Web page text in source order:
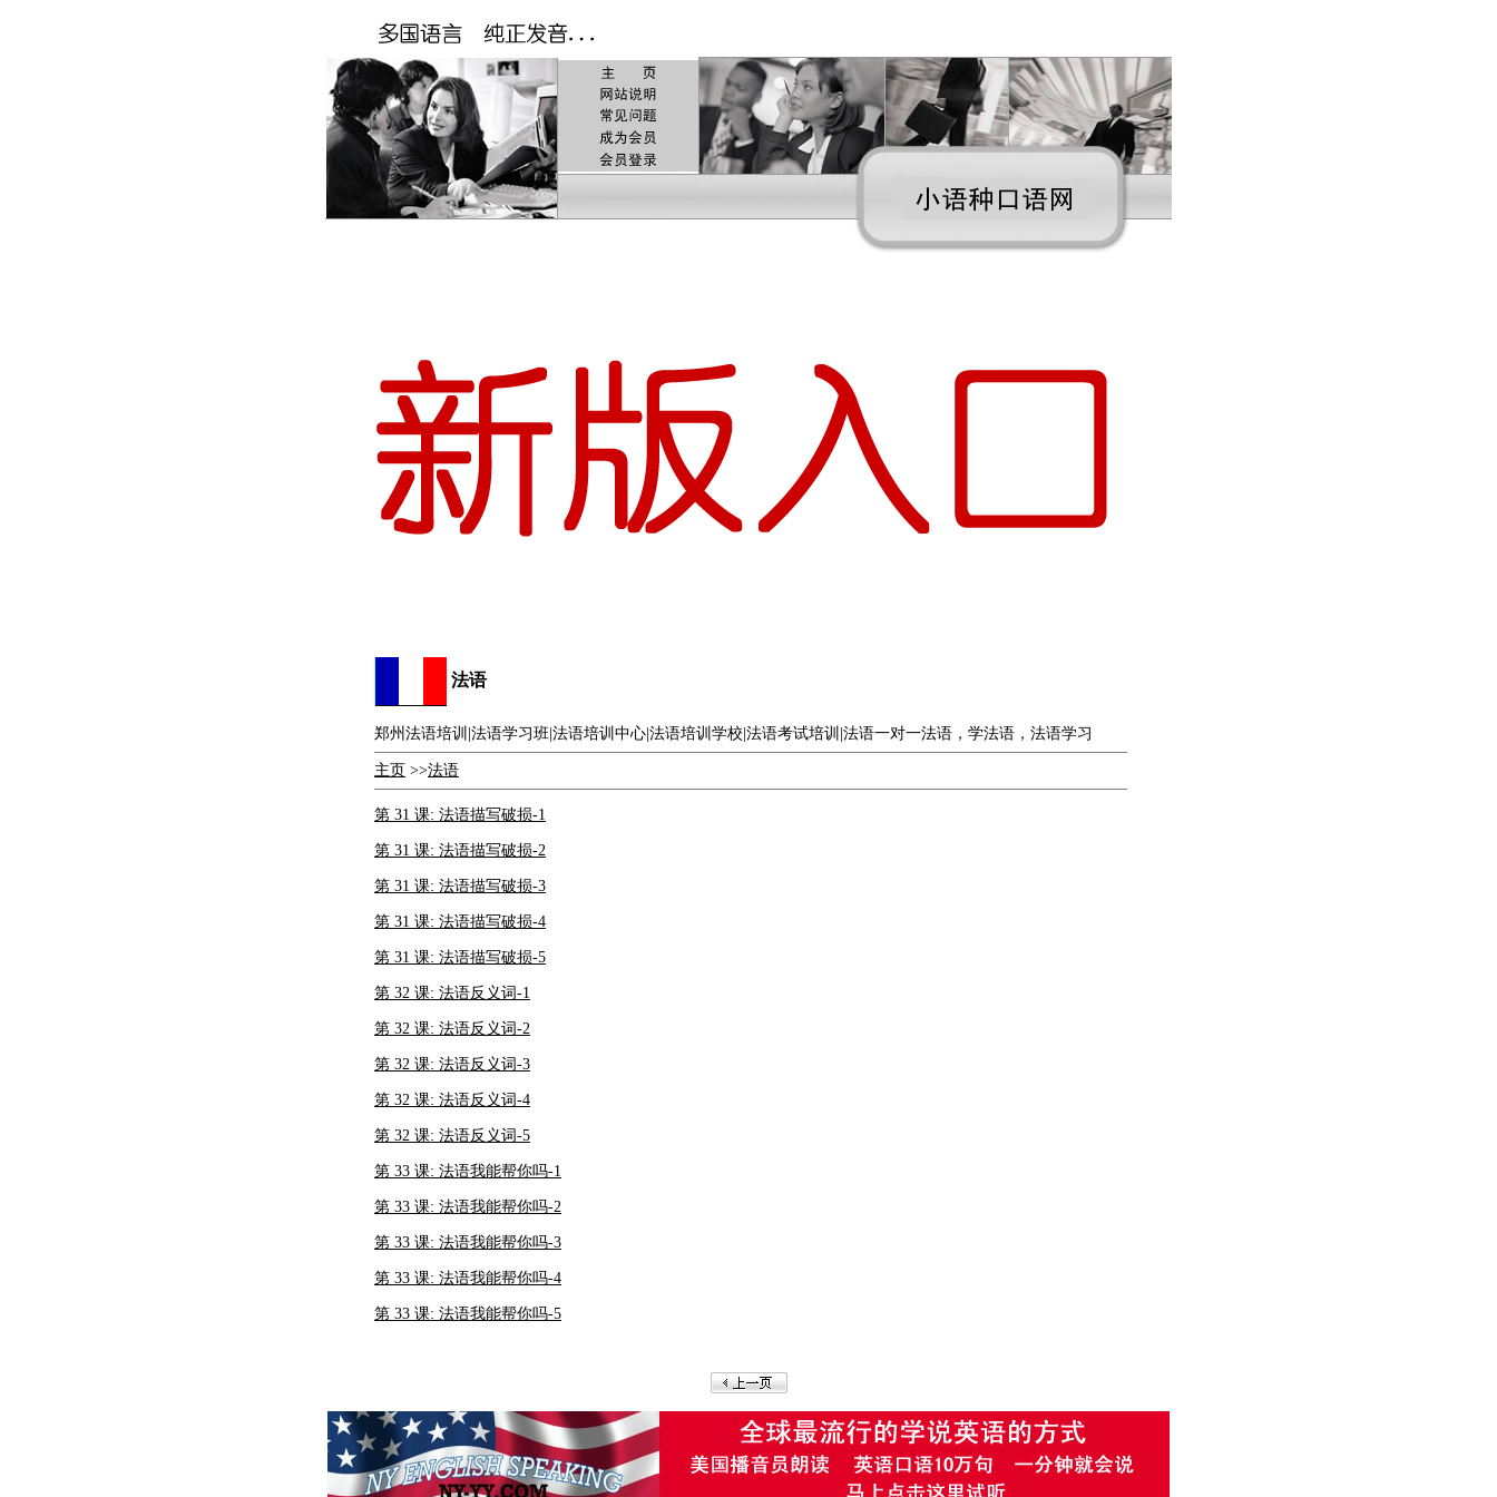
法语
郑州法语培训|法语学习班|法语培训中心|法语培训学校|法语考试培训|法语一对一法语，学法语，法语学习
主页 >>法语
第 31 课: 法语描写破损-1
第 31 课: 法语描写破损-2
第 31 课: 法语描写破损-3
第 31 课: 法语描写破损-4
第 31 课: 法语描写破损-5
第 32 课: 法语反义词-1
第 32 课: 法语反义词-2
第 32 课: 法语反义词-3
第 32 课: 法语反义词-4
第 32 课: 法语反义词-5
第 33 课: 法语我能帮你吗-1
第 33 课: 法语我能帮你吗-2
第 33 课: 法语我能帮你吗-3
第 33 课: 法语我能帮你吗-4
第 33 课: 法语我能帮你吗-5